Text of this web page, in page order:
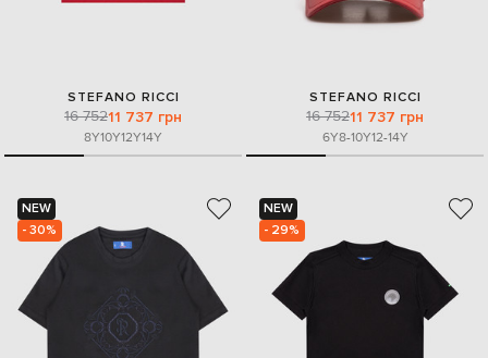
STEFANO RICCI
16 75211 737 грн
8Y10Y12Y14Y
STEFANO RICCI
16 75211 737 грн
6Y8-10Y12-14Y
NEW
- 30%
NEW
- 29%